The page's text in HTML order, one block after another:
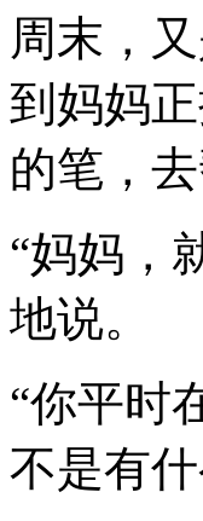
周末，
到妈妈
的笔，
“妈妈，
地说。
“你平时
不是有